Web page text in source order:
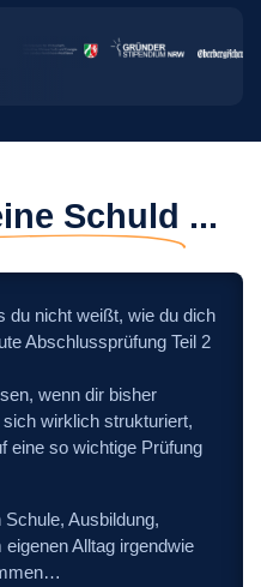
Schuld ...
du nicht weißt, wie du dich
Abschlussprüfung Teil 2
wenn dir bisher
wirklich strukturiert,
eine so wichtige Prüfung
Ausbildung,
Alltag irgendwie